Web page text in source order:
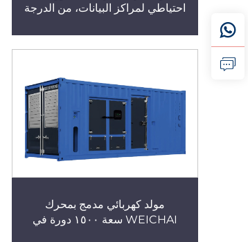
احتياطي لمراكز البيانات، من الدرجة
مستقر وموثوق
مولد كهربائي مدمج بمحرك
WEICHAI سعة ١٥٠٠ دورة في